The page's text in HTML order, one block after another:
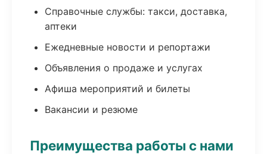
Справочные службы: такси, доставка,
аптеки
Ежедневные новости и репортажи
Объявления о продаже и услугах
Афиша мероприятий и билеты
Вакансии и резюме
Преимущества работы с нами